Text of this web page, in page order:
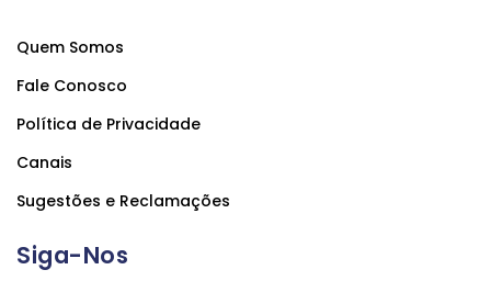
Quem Somos
Fale Conosco
Política de Privacidade
Canais
Sugestões e Reclamações
Siga-Nos